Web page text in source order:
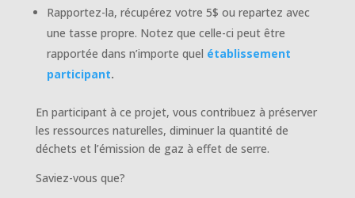
Rapportez-la, récupérez votre 5$ ou repartez avec
une tasse propre. Notez que celle-ci peut être
rapportée dans n’importe quel établissement
participant.
En participant à ce projet, vous contribuez à préserver
les ressources naturelles, diminuer la quantité de
déchets et l’émission de gaz à effet de serre.
Saviez-vous que?